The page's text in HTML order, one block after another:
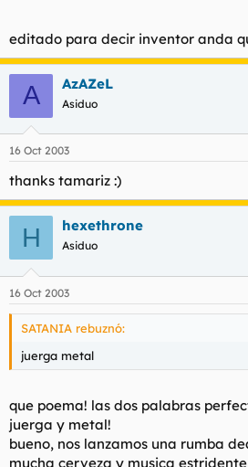
editado para decir inventor anda
A AzAZeL
Asiduo
16 Oct 2003
thanks tamariz :)
H hexethrone
Asiduo
16 Oct 2003
SATANIA rebuznó:
juerga metal
que poema! las dos palabras
juerga y metal!
bueno, nos lanzamos una rumba
mucha cerveza y musica